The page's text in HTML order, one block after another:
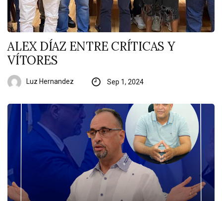
ALEX DÍAZ ENTRE CRÍTICAS Y
VÍTORES
Luz Hernandez Sep 1, 2024